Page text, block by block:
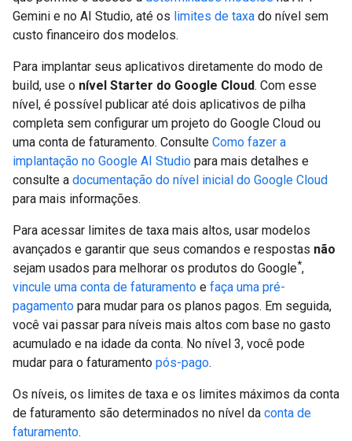
Gemini e no AI Studio, até os limites de taxa do nível sem
custo financeiro dos modelos.
Para implantar seus aplicativos diretamente do modo de
build, use o nível Starter do Google Cloud. Com esse
nível, é possível publicar até dois aplicativos de pilha
completa sem configurar um projeto do Google Cloud ou
uma conta de faturamento. Consulte Como fazer a
implantação no Google AI Studio para mais detalhes e
consulte a documentação do nível inicial do Google Cloud
para mais informações.
Para acessar limites de taxa mais altos, usar modelos
avançados e garantir que seus comandos e respostas não
sejam usados para melhorar os produtos do Google*,
vincule uma conta de faturamento e faça uma pré-
pagamento para mudar para os planos pagos. Em seguida,
você vai passar para níveis mais altos com base no gasto
acumulado e na idade da conta. No nível 3, você pode
mudar para o faturamento pós-pago.
Os níveis, os limites de taxa e os limites máximos da conta
de faturamento são determinados no nível da conta de
faturamento.